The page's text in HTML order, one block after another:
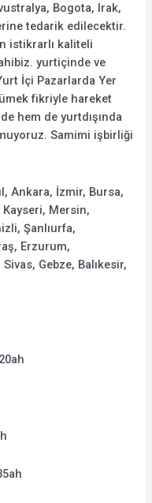
Bogota, Irak,
tedarik edilecektir.
istikrarlı kaliteli
yurtiçinde ve
İçi Pazarlarda Yer
fikriyle hareket
hem de yurtdışında
Samimi işbirliği
Ankara, İzmir, Bursa,
Kayseri, Mersin,
Şanlıurfa,
Erzurum,
Gebze, Balıkesir,